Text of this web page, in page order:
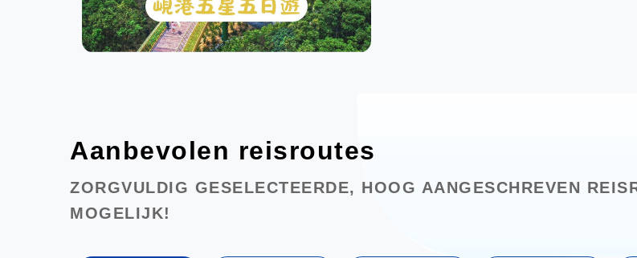
Aanbevolen reisroutes
ZORGVULDIG GESELECTEERDE, HOOG AANGESCHREVEN
MOGELIJK!